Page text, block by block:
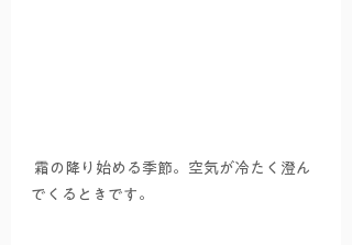
でくるときです。